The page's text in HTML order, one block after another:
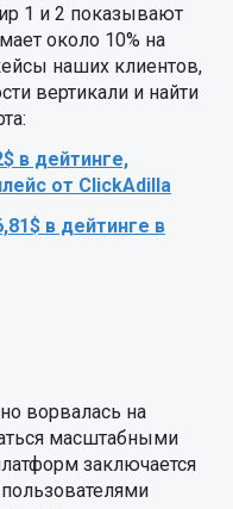
1 и 2 показывают
около 10% на
наших клиентов,
вертикали и найти
в дейтинге,
от ClickAdilla
в дейтинге в
ворвалась на
масштабными
заключается